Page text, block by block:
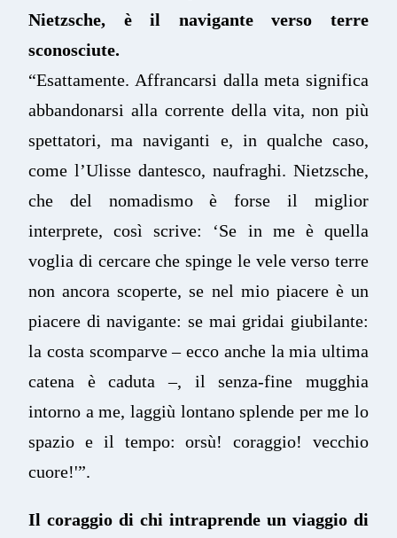
Nietzsche, è il navigante verso terre
sconosciute.
“Esattamente. Affrancarsi dalla meta significa
abbandonarsi alla corrente della vita, non più
spettatori, ma naviganti e, in qualche caso,
come l’Ulisse dantesco, naufraghi. Nietzsche,
che del nomadismo è forse il miglior
interprete, così scrive: ‘Se in me è quella
voglia di cercare che spinge le vele verso terre
non ancora scoperte, se nel mio piacere è un
piacere di navigante: se mai gridai giubilante:
la costa scomparve – ecco anche la mia ultima
catena è caduta –, il senza-fine mugghia
intorno a me, laggiù lontano splende per me lo
spazio e il tempo: orsù! coraggio! vecchio
cuore!'”.
Il coraggio di chi intraprende un viaggio di